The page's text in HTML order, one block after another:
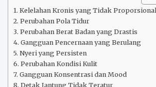
Kelelahan Kronis yang Tidak Proporsional
Perubahan Pola Tidur
Perubahan Berat Badan yang Drastis
Gangguan Pencernaan yang Berulang
Nyeri yang Persisten
Perubahan Kondisi Kulit
Gangguan Konsentrasi dan Mood
Detak Jantung Tidak Teratur